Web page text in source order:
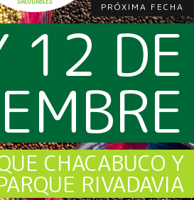
PRÓXIMA FECHA
12 DE
CHACABUCO Y
RIVADAVIA